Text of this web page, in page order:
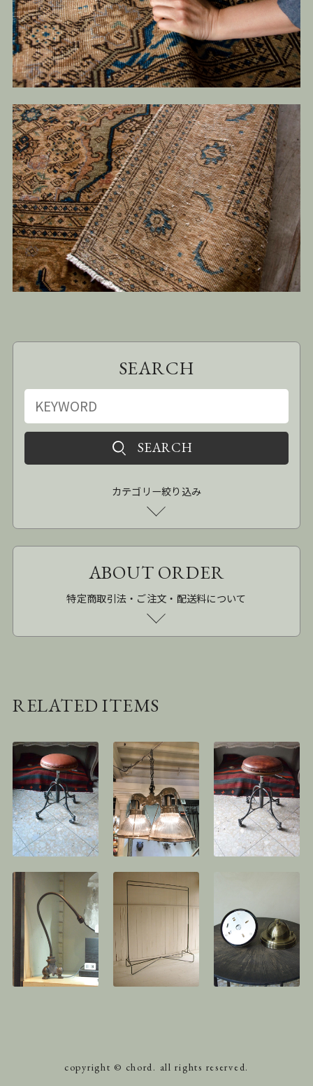
SEARCH
カテゴリー絞り込み
ABOUT ORDER
特定商取引法・ご注文・配送料について
RELATED ITEMS
copyright © chord. all rights reserved.